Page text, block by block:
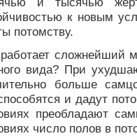
к новым
потомству.
сложнейший
вида? При
больше
и дадут
преобладают
число полов в